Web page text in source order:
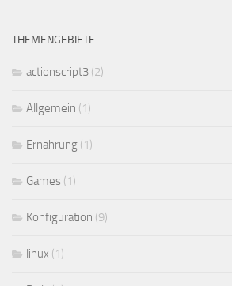
THEMENGEBIETE
actionscript3 (2)
Allgemein (1)
Ernährung (1)
Games (1)
Konfiguration (9)
linux (1)